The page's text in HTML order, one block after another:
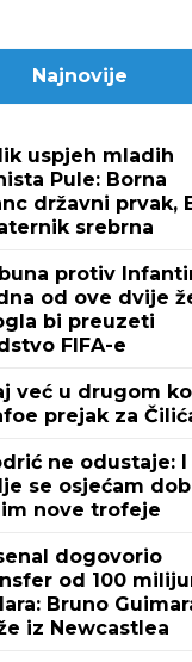
Najnovije
uspjeh mladih
Pule: Borna
državni prvak,
srebrna
protiv
od ove dvije
bi preuzeti
FIFA-e
već u drugom
prejak za
ne odustaje: I
se osjećam
nove trofeje
dogovorio
od 100
Bruno
iz Newcastlea